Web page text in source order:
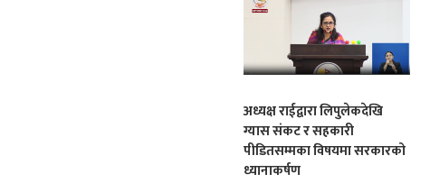
अध्यक्ष राईद्वारा लिपुलेकदेखि
ग्यास संकट र सहकारी
पीडितसम्मका विषयमा सरकारको
ध्यानाकर्षण